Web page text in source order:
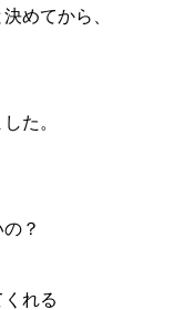
めてから、
た。
？
れる